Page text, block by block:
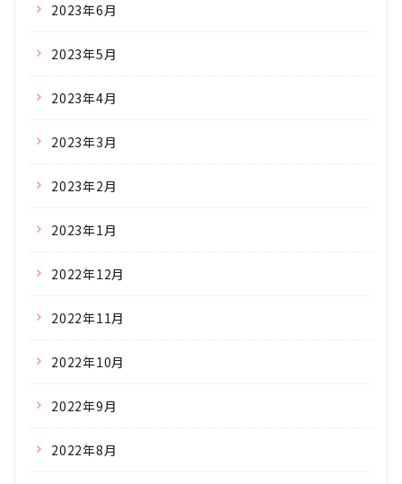
2023年6月
2023年5月
2023年4月
2023年3月
2023年2月
2023年1月
2022年12月
2022年11月
2022年10月
2022年9月
2022年8月